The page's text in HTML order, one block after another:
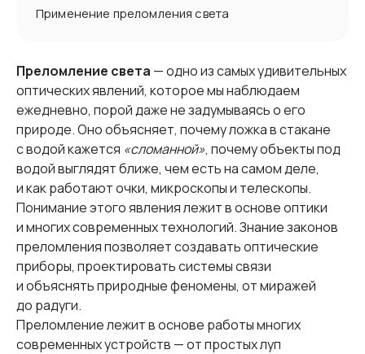
Применение преломления света
Преломление света — одно из самых удивительных
оптических явлений, которое мы наблюдаем
ежедневно, порой даже не задумываясь о его
природе. Оно объясняет, почему ложка в стакане
с водой кажется «сломанной», почему объекты под
водой выглядят ближе, чем есть на самом деле,
и как работают очки, микроскопы и телескопы.
Понимание этого явления лежит в основе оптики
и многих современных технологий. Знание законов
преломления позволяет создавать оптические
приборы, проектировать системы связи
и объяснять природные феномены, от миражей
до радуги.
Преломление лежит в основе работы многих
современных устройств — от простых луп